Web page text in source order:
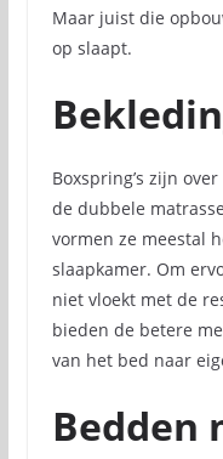
Maar juist die
op slaapt.
Boxspring’s zijn
de dubbele
vormen ze meestal
slaapkamer. Om
niet vloekt met de
bieden de betere
van het bed naar
Bedden